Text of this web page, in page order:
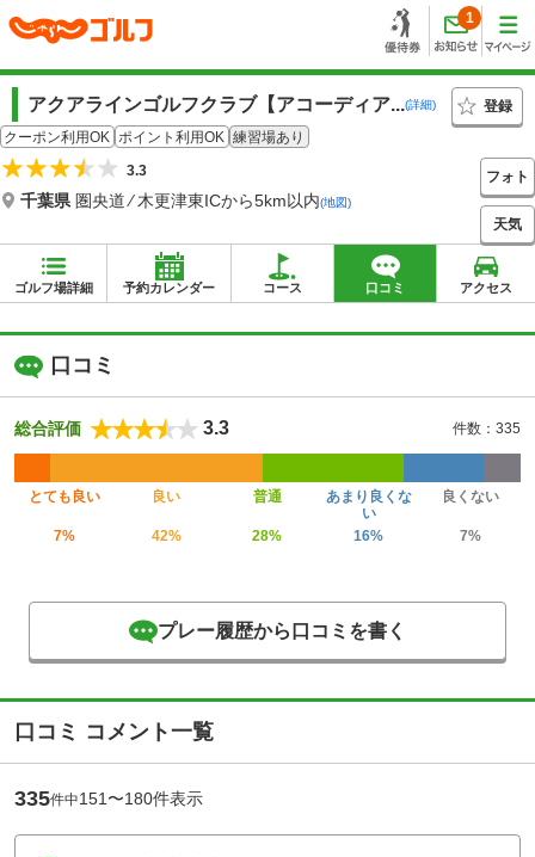
1
アクアラインゴルフクラブ【アコーディア...(詳細)
登録
クーポン利用OK ポイント利用OK 練習場あり
3.3
千葉県 圏央道 ⁄ 木更津東ICから5km以内(地図)
フォト
天気
ゴルフ場詳細 予約カレンダー コース 口コミ アクセス
口コミ
総合評価 3.3 件数：335
とても良い 良い 普通
あまり良くな
い
良くない
7% 42% 28% 16% 7%
プレー履歴から口コミを書く
口コミ コメント一覧
335件中151〜180件表示